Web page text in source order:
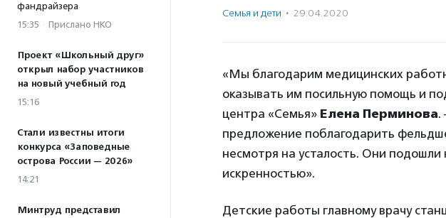
фандрайзера
15:35 · Прислано НКО
Проект «Школьный друг»
открыл набор участников
на новый учебный год
15:16
Стали известны итоги
конкурса «Заповедные
острова России — 2026»
14:21
Минтруд представил
Семья и дети · 29.04.2020
«Мы благодарим медицинских
оказывать им посильную помощь и
центра «Семья» Елена Перминова.
предложение поблагодарить
несмотря на усталость. Они подошли
искренностью».
Детские работы главному врачу